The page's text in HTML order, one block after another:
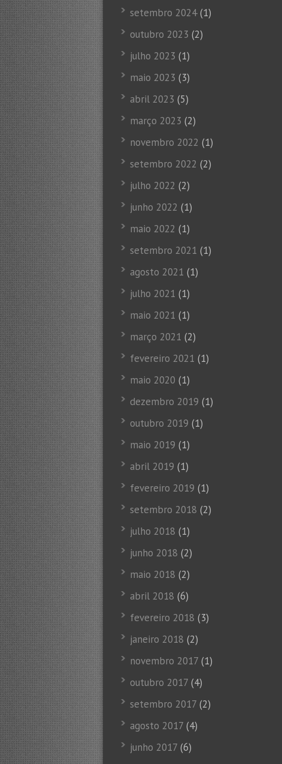
setembro 2024(1)
outubro 2023 (2)
julho 2023 (1)
maio 2023 (3)
abril 2023 (5)
março 2023 (2)
novembro 2022 (1)
setembro 2022 (2)
julho 2022 (2)
junho 2022 (1)
maio 2022 (1)
setembro 2021 (1)
agosto 2021 (1)
julho 2021 (1)
maio 2021 (1)
março 2021 (2)
fevereiro 2021 (1)
maio 2020 (1)
dezembro 2019 (1)
outubro 2019 (1)
maio 2019 (1)
abril 2019 (1)
fevereiro 2019 (1)
setembro 2018 (2)
julho 2018 (1)
junho 2018 (2)
maio 2018 (2)
abril 2018 (6)
fevereiro 2018 (3)
janeiro 2018 (2)
novembro 2017 (1)
outubro 2017 (4)
setembro 2017 (2)
agosto 2017 (4)
junho 2017 (6)